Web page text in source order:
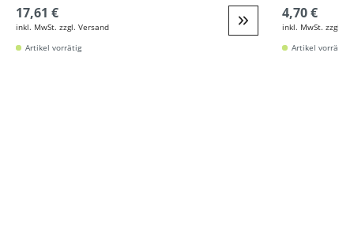
17,61 €
inkl. MwSt. zzgl. Versand Weiter zur Detail
Artikel vorrätig
4,70 €
inkl. MwSt. zzgl.
Artikel vorrätig